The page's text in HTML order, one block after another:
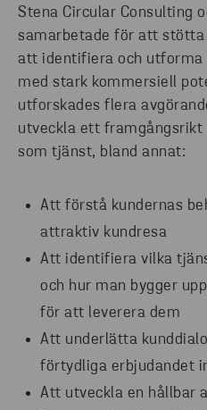
Stena Circular Consulting
samarbetade för att stötta
att identifiera och
med stark kommersiell
utforskades flera
utveckla ett framgångsrikt
som tjänst, bland annat:
Att förstå kundernas
attraktiv kundresa
Att identifiera vilka
och hur man bygger
för att leverera dem
Att underlätta
förtydliga erbjudandet
Att utveckla en hållbar